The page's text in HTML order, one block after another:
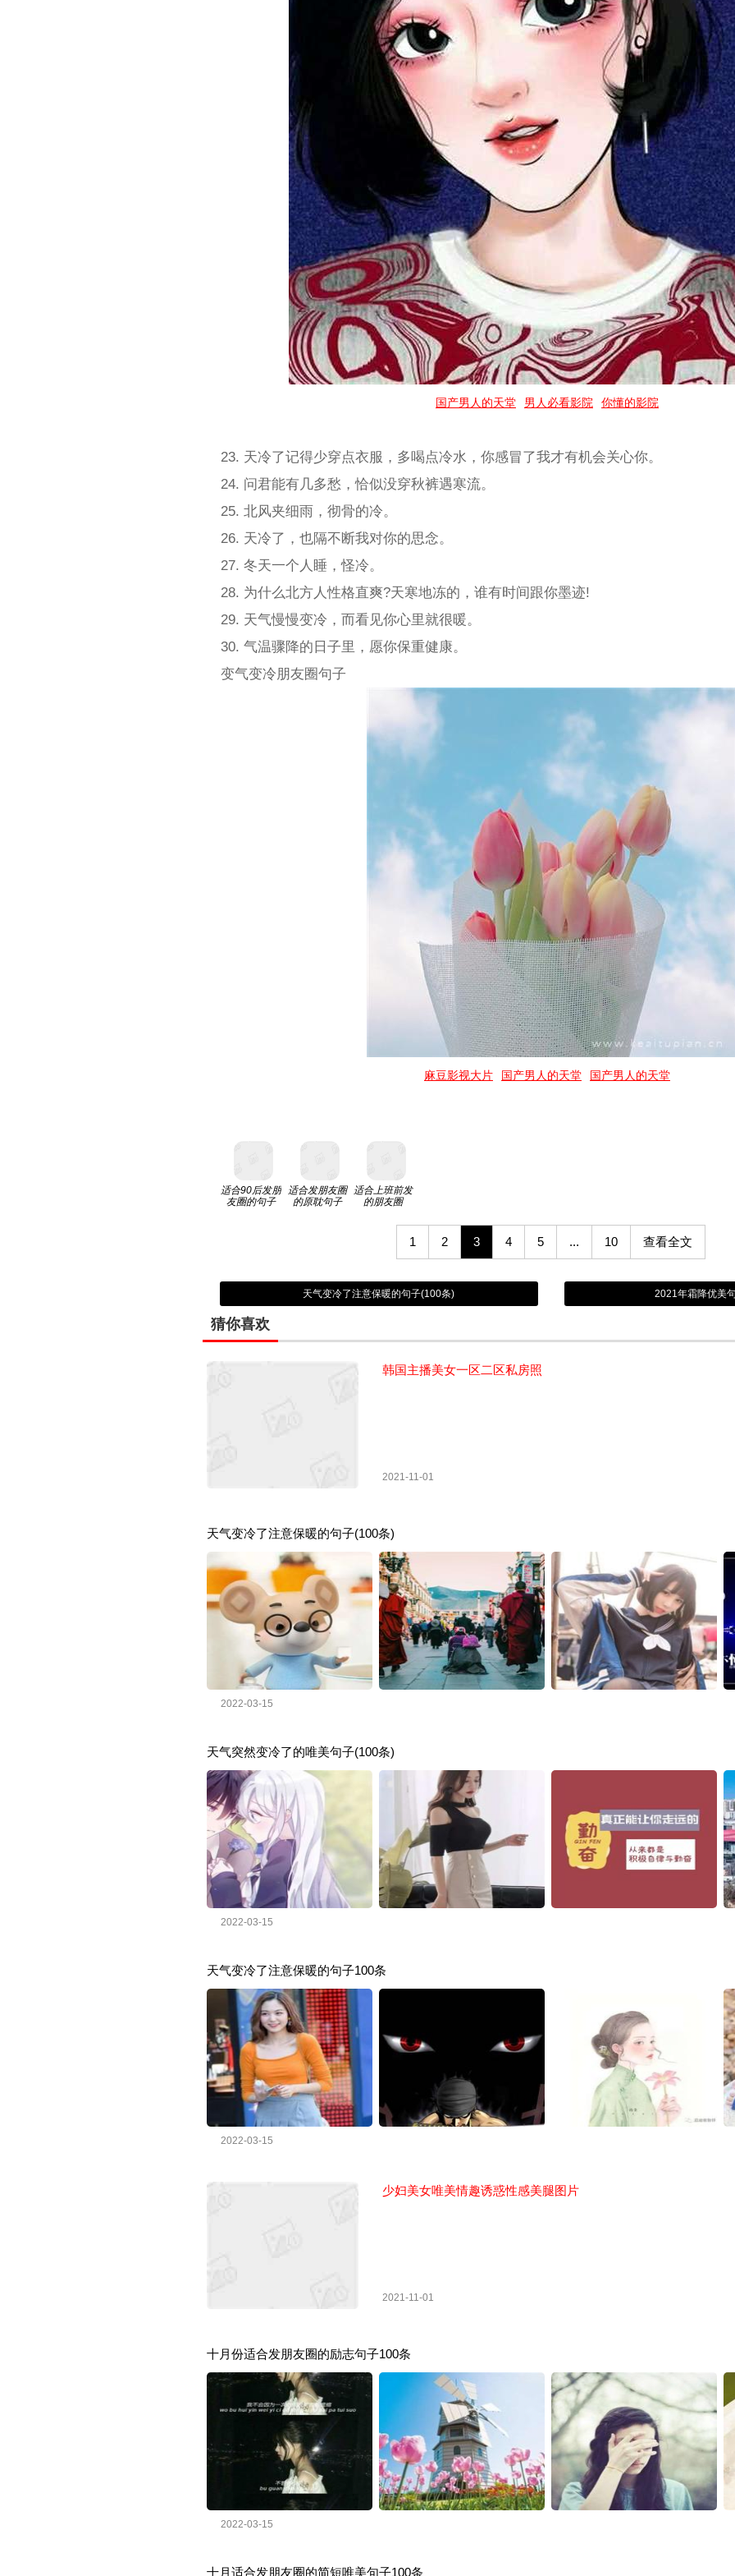
国产男人的天堂 男人必看影院 你懂的影院
23. 天冷了记得少穿点衣服，多喝点冷水，你感冒了我才有机会关心你。
24. 问君能有几多愁，恰似没穿秋裤遇寒流。
25. 北风夹细雨，彻骨的冷。
26. 天冷了，也隔不断我对你的思念。
27. 冬天一个人睡，怪冷。
28. 为什么北方人性格直爽?天寒地冻的，谁有时间跟你墨迹!
29. 天气慢慢变冷，而看见你心里就很暖。
30. 气温骤降的日子里，愿你保重健康。
变气变冷朋友圈句子
麻豆影视大片 国产男人的天堂 国产男人的天堂
适合90后发朋
友圈的句子
适合发朋友圈
的原耽句子
适合上班前发
的朋友圈
1 2 3 4 5 ... 10 查看全文
天气变冷了注意保暖的句子(100条) 2021年霜降优美
猜你喜欢
韩国主播美女一区二区私房照
2021-11-01
天气变冷了注意保暖的句子(100条)
2022-03-15
天气突然变冷了的唯美句子(100条)
2022-03-15
天气变冷了注意保暖的句子100条
2022-03-15
少妇美女唯美情趣诱惑性感美腿图片
2021-11-01
十月份适合发朋友圈的励志句子100条
2022-03-15
十月适合发朋友圈的简短唯美句子100条